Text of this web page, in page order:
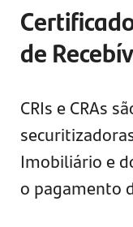
de
CRIs e CRAs
Imobiliário e
o pagamento